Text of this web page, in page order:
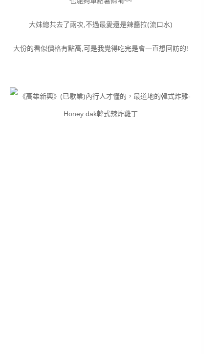
大妹總共去了兩次,不過最愛還是辣醬拉(流口水)
大份的看似價格有點高,可是我覺得吃完是會一直想回訪的!